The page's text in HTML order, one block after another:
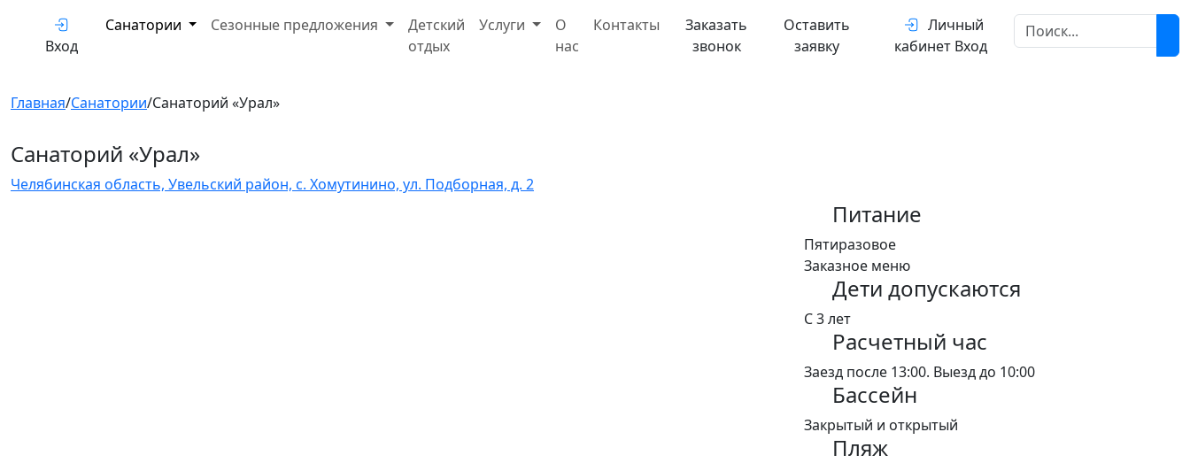
Вход
Санатории Сезонные предложения
Детский
отдых
Услуги
О
нас
Контакты
Заказать
звонок
Оставить
заявку
Личный
кабинет Вход
Главная/Санатории/Санаторий «Урал»
Санаторий «Урал»
Челябинская область, Увельский район, с. Хомутинино, ул. Подборная, д. 2
Питание
Пятиразовое
Заказное меню
Дети допускаются
С 3 лет
Расчетный час
Заезд после 13:00. Выезд до 10:00
Бассейн
Закрытый и открытый
Пляж